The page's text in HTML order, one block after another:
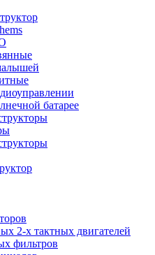
батарее
2-х тактных двигателей
фильтров